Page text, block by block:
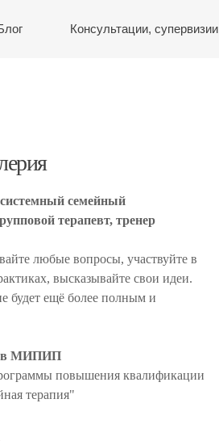
Консультации, супервизии
семейный
терапевт, тренер
любые вопросы, участвуйте в
высказывайте свои идеи.
будет ещё более полным и
в МИПИП
повышения квалификации
терапия"